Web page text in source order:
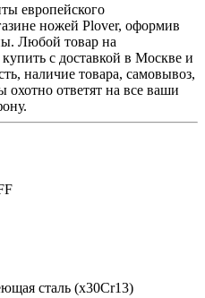
европейского
ножей Plover, оформив
Любой товар на
с доставкой в Москве и
наличие товара, самовывоз,
ответят на все ваши
сталь (x30Cr13)